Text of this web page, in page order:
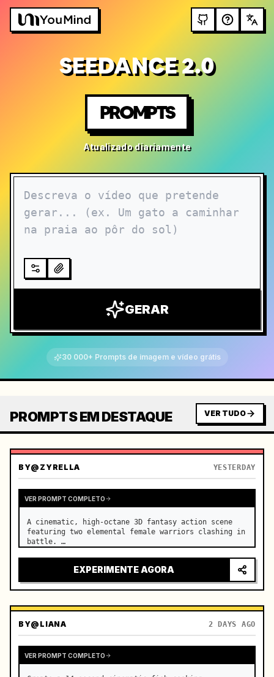
SEEDANCE 2.0
PROMPTS
Atualizado diariamente
GERAR
30 000+ Prompts de imagem e vídeo grátis
PROMPTS EM DESTAQUE VER TUDO
BY@ZYRELLA YESTERDAY
VER PROMPT COMPLETO
A cinematic, high-octane 3D fantasy action scene
featuring two elemental female warriors clashing in
battle. …
EXPERIMENTE AGORA
BY@LIANA 2 DAYS AGO
VER PROMPT COMPLETO